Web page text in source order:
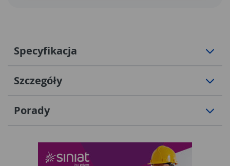
Specyfikacja
Szczegóły
Porady